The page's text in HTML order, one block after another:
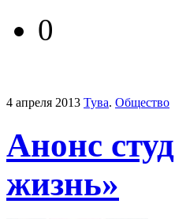
0
4 апреля 2013 Тува. Общество
Анонс
жизнь»